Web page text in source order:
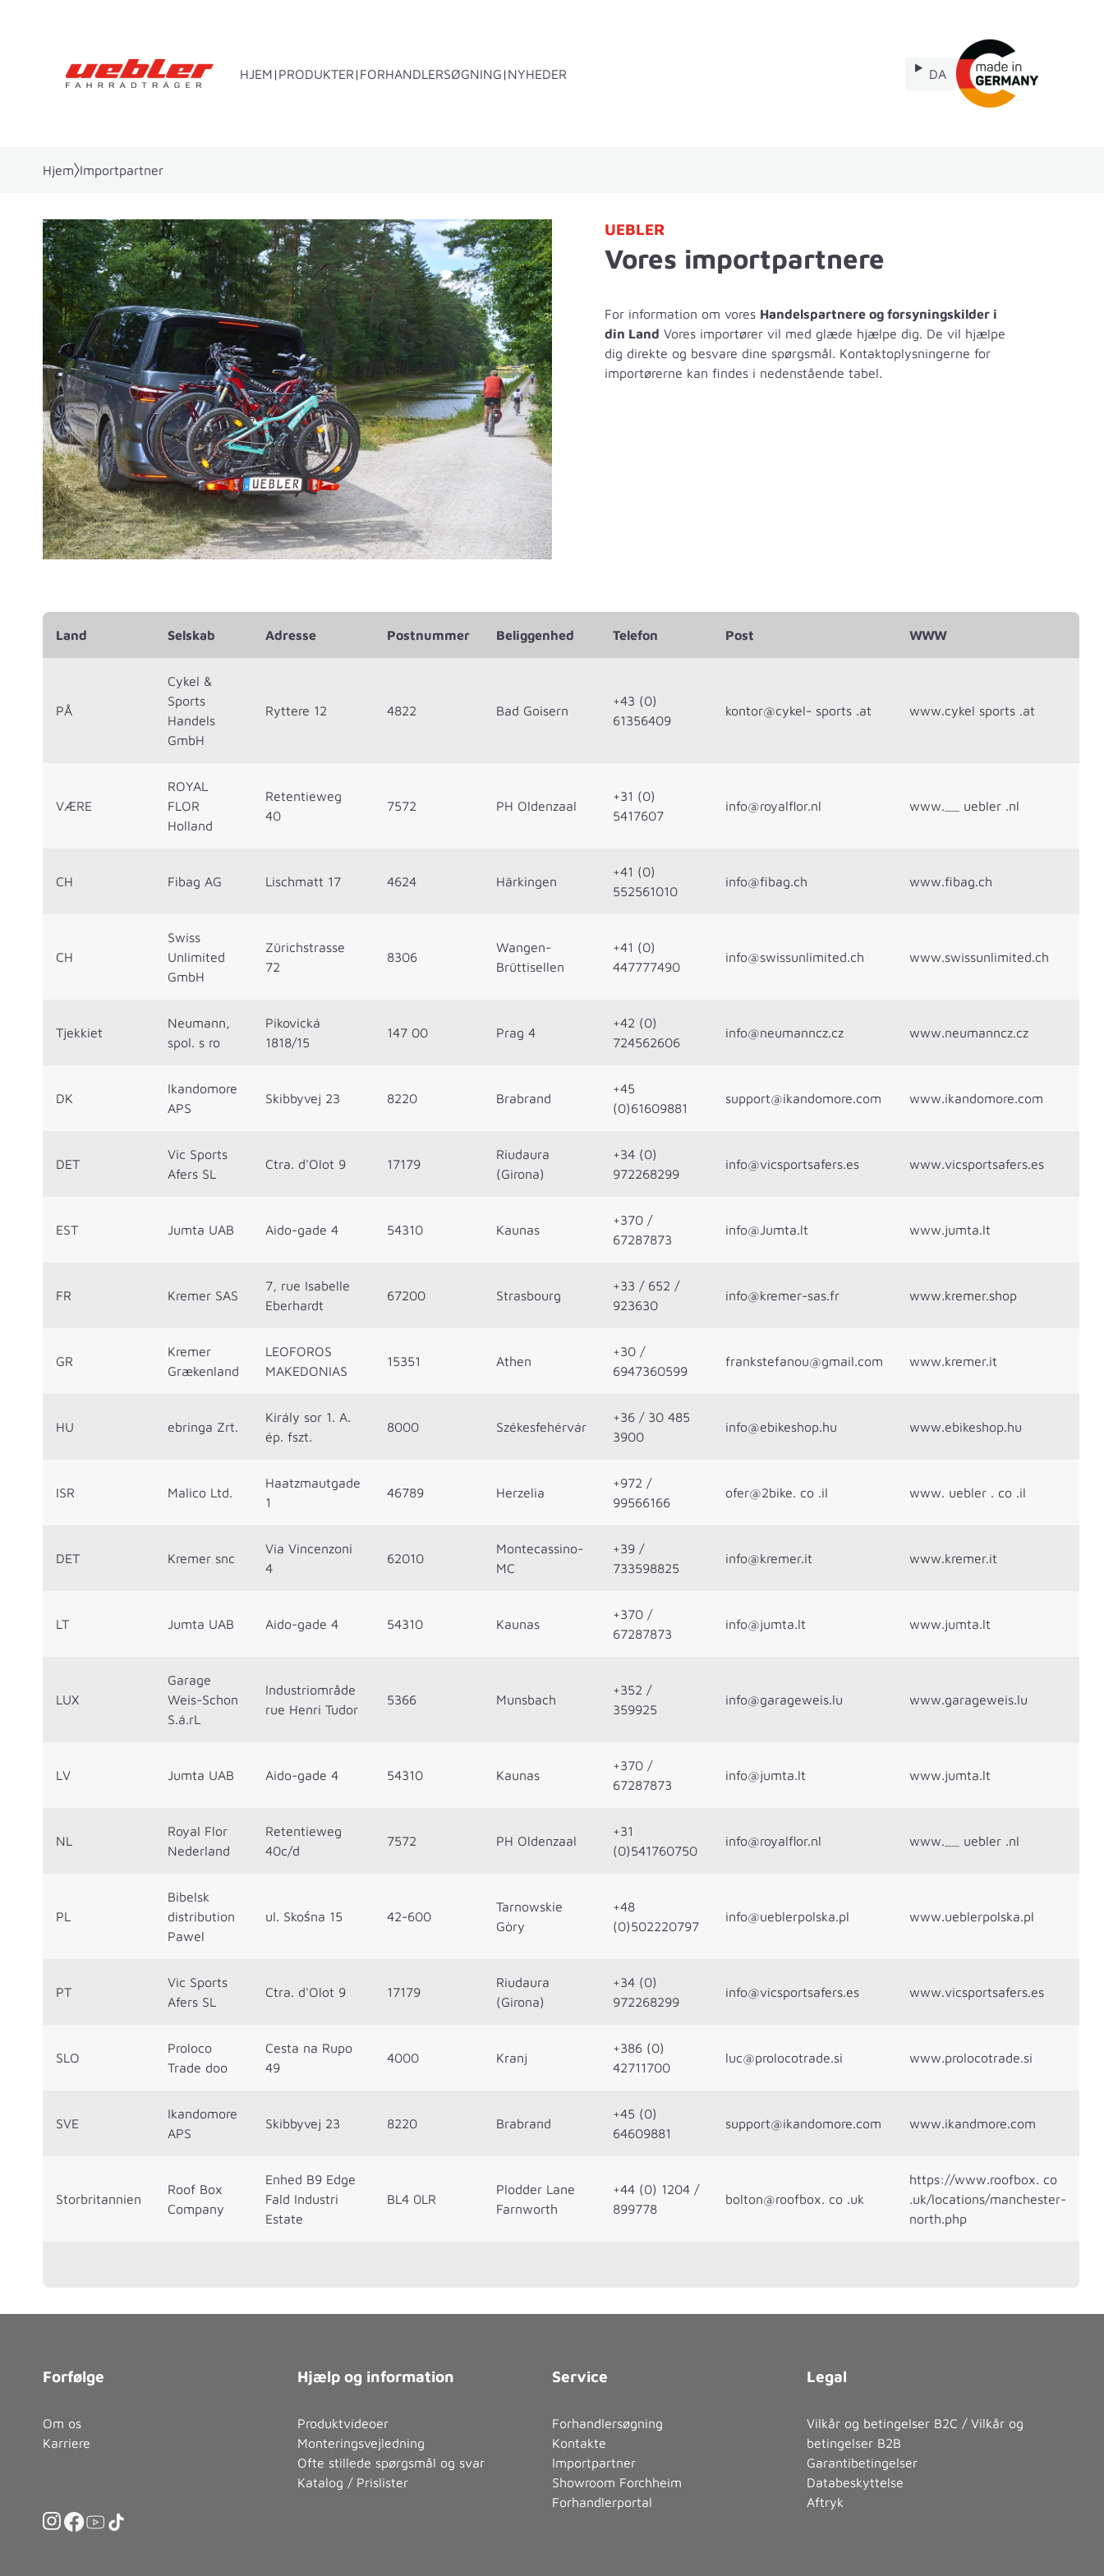
HJEM PRODUKTER FORHANDLERSØGNING NYHEDER DA
Hjem Importpartner
UEBLER
Vores importpartnere
For information om vores Handelspartnere og forsyningskilder i
din Land Vores importører vil med glæde hjælpe dig. De vil hjælpe
dig direkte og besvare dine spørgsmål. Kontaktoplysningerne for
importørerne kan findes i nedenstående tabel.
Land Selskab Adresse Postnummer Beliggenhed Telefon Post WWW
PÅ
Cykel &
Sports
Handels
GmbH
Ryttere 12 4822 Bad Goisern
+43 (0)
61356409
kontor@cykel- sports .at www.cykel sports .at
VÆRE
ROYAL
FLOR
Holland
Retentieweg
40
7572 PH Oldenzaal
+31 (0)
5417607
info@royalflor.nl www.__ uebler .nl
CH Fibag AG Lischmatt 17 4624 Härkingen
+41 (0)
552561010
info@fibag.ch www.fibag.ch
CH
Swiss
Unlimited
GmbH
Zürichstrasse
72
8306
Wangen-
Brüttisellen
+41 (0)
447777490
info@swissunlimited.ch www.swissunlimited.ch
Tjekkiet
Neumann,
spol. s ro
Pikovická
1818/15
147 00 Prag 4
+42 (0)
724562606
info@neumanncz.cz www.neumanncz.cz
DK
Ikandomore
APS
Skibbyvej 23 8220 Brabrand
+45
(0)61609881
support@ikandomore.com www.ikandomore.com
DET
Vic Sports
Afers SL
Ctra. d'Olot 9 17179
Riudaura
(Girona)
+34 (0)
972268299
info@vicsportsafers.es www.vicsportsafers.es
EST Jumta UAB Aido-gade 4 54310 Kaunas
+370 /
67287873
info@Jumta.lt www.jumta.lt
FR Kremer SAS
7, rue Isabelle
Eberhardt
67200 Strasbourg
+33 / 652 /
923630
info@kremer-sas.fr www.kremer.shop
GR
Kremer
Grækenland
LEOFOROS
MAKEDONIAS
15351 Athen
+30 /
6947360599
frankstefanou@gmail.com www.kremer.it
HU ebringa Zrt.
Király sor 1. A.
ép. fszt.
8000 Székesfehérvár
+36 / 30 485
3900
info@ebikeshop.hu www.ebikeshop.hu
ISR Malico Ltd.
Haatzmautgade
1
46789 Herzelia
+972 /
99566166
ofer@2bike. co .il www. uebler . co .il
DET Kremer snc
Via Vincenzoni
4
62010
Montecassino-
MC
+39 /
733598825
info@kremer.it www.kremer.it
LT Jumta UAB Aido-gade 4 54310 Kaunas
+370 /
67287873
info@jumta.lt www.jumta.lt
LUX
Garage
Weis-Schon
S.á.rL
Industriområde
rue Henri Tudor
5366 Munsbach
+352 /
359925
info@garageweis.lu www.garageweis.lu
LV Jumta UAB Aido-gade 4 54310 Kaunas
+370 /
67287873
info@jumta.lt www.jumta.lt
NL
Royal Flor
Nederland
Retentieweg
40c/d
7572 PH Oldenzaal
+31
(0)541760750
info@royalflor.nl www.__ uebler .nl
PL
Bibelsk
distribution
Pawel
ul. Skośna 15 42-600
Tarnowskie
Gòry
+48
(0)502220797
info@ueblerpolska.pl www.ueblerpolska.pl
PT
Vic Sports
Afers SL
Ctra. d'Olot 9 17179
Riudaura
(Girona)
+34 (0)
972268299
info@vicsportsafers.es www.vicsportsafers.es
SLO
Proloco
Trade doo
Cesta na Rupo
49
4000 Kranj
+386 (0)
42711700
luc@prolocotrade.si www.prolocotrade.si
SVE
Ikandomore
APS
Skibbyvej 23 8220 Brabrand
+45 (0)
64609881
support@ikandomore.com www.ikandmore.com
Storbritannien
Roof Box
Company
Enhed B9 Edge
Fald Industri
Estate
BL4 0LR
Plodder Lane
Farnworth
+44 (0) 1204 /
899778
bolton@roofbox. co .uk
https://www.roofbox. co
.uk/locations/manchester-
north.php
Forfølge
Om os
Karriere
Hjælp og information
Produktvideoer
Monteringsvejledning
Ofte stillede spørgsmål og svar
Katalog / Prislister
Service
Forhandlersøgning
Kontakte
Importpartner
Showroom Forchheim
Forhandlerportal
Legal
Vilkår og betingelser B2C / Vilkår og
betingelser B2B
Garantibetingelser
Databeskyttelse
Aftryk